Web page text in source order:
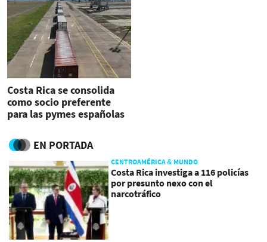
Costa Rica se consolida
como socio preferente
para las pymes españolas
EN PORTADA
CENTROAMÉRICA & MUNDO
Costa Rica investiga a 116 policías
por presunto nexo con el
narcotráfico